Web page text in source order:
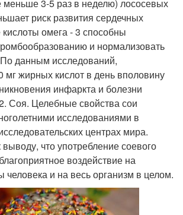
меньше 3-5 раз в неделю) лососевых
риск развития сердечных
омега - 3 способны
и нормализовать
данным исследований,
мг жирных кислот в день вполовину
инфаркта и болезни
Соя. Целебные свойства сои
исследованиями в
центрах мира.
что употребление соевого
воздействие на
человека и на весь организм в целом.